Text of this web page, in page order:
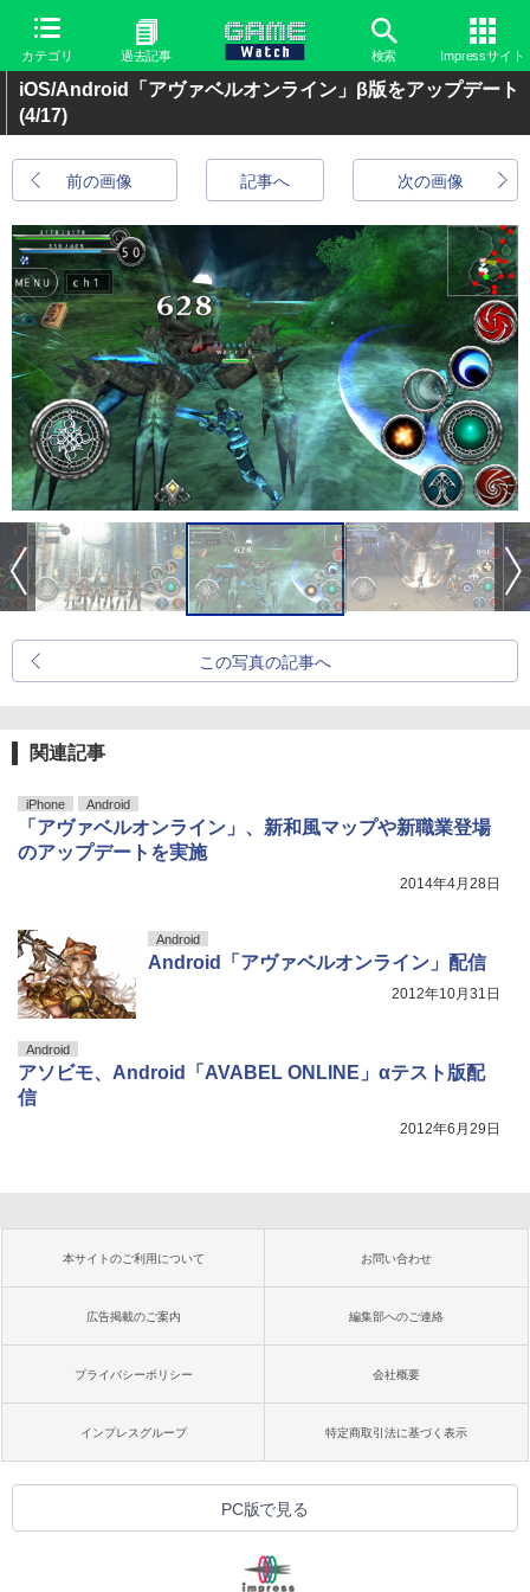
カテゴリ 過去記事 検索 Impressサイト
iOS/Android「アヴァベルオンライン」β版をアップデート
(4/17)
前の画像 次の画像
記事へ
この写真の記事へ
関連記事
iPhone Android
「アヴァベルオンライン」、新和風マップや新職業登場
のアップデートを実施
2014年4月28日
Android
Android「アヴァベルオンライン」配信
2012年10月31日
Android
アソビモ、Android「AVABEL ONLINE」αテスト版配
信
2012年6月29日
本サイトのご利用について お問い合わせ
広告掲載のご案内 編集部へのご連絡
プライバシーポリシー 会社概要
インプレスグループ 特定商取引法に基づく表示
PC版で見る